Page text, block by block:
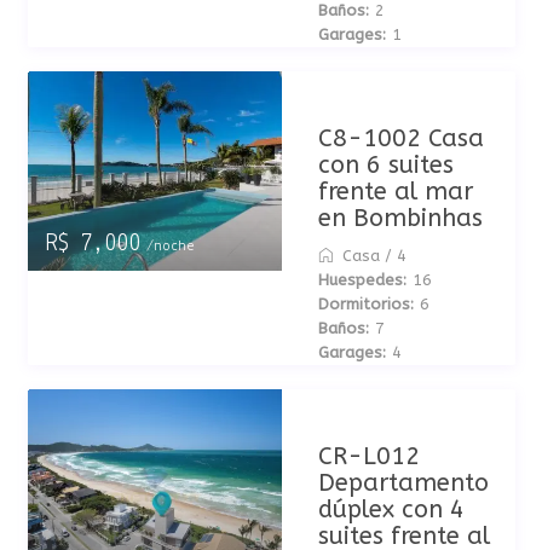
Baños: 2
Garages: 1
R$ 7,000/noche
C8-1002 Casa
con 6 suites
frente al mar
en Bombinhas
Casa/ 4
Huespedes: 16
Dormitorios: 6
Baños: 7
Garages: 4
CR-L012
Departamento
dúplex con 4
suites frente al